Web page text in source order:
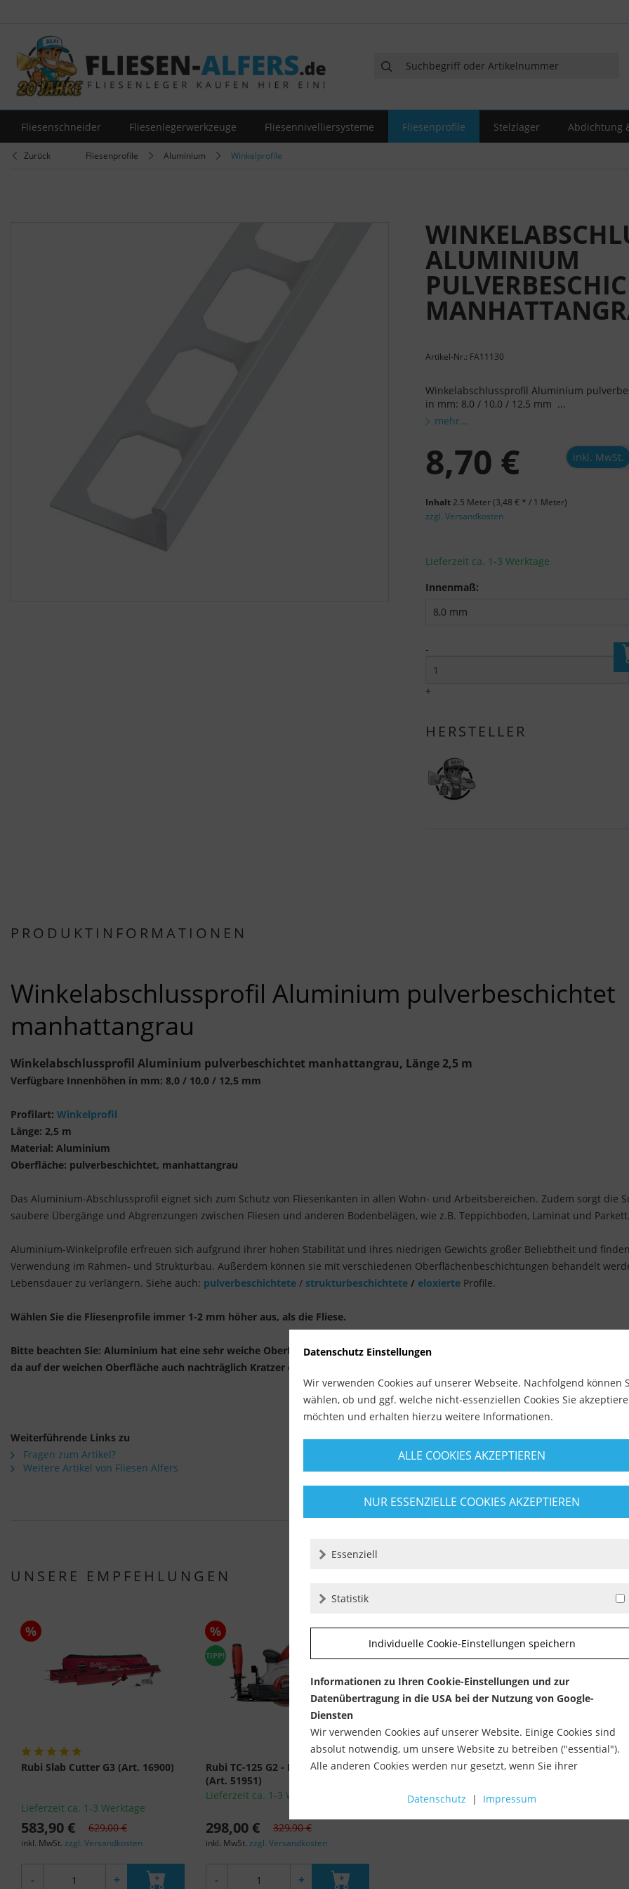
Fliesenschneider Fliesenlegerwerkzeuge Fliesennivelliersysteme Fliesenprofile Stelzlager Abdichtung
Zurück Fliesenprofile Aluminium Winkelprofile
ALUMINIUM
Artikel-Nr.: FA11130
Winkelabschlussprofil Aluminium
in mm: 8,0 / 10,0 / 12,5 mm ...
mehr...
8,70 € inkl. MwSt.
Inhalt2.5 Meter(3,48 € * / 1 Meter)
zzgl. Versandkosten
Lieferzeit ca. 1-3 Werktage
Innenmaß:
-
+
HERSTELLER
PRODUKTINFORMATIONEN
Winkelabschlussprofil Aluminium pulverbeschichtet
manhattangrau
Winkelabschlussprofil Aluminium pulverbeschichtet manhattangrau, Länge 2,5 m
Verfügbare Innenhöhen in mm: 8,0 / 10,0 / 12,5 mm
Profilart: Winkelprofil
Länge: 2,5 m
Material: Aluminium
Oberfläche: pulverbeschichtet, manhattangrau
Das Aluminium-Abschlussprofil eignet sich zum Schutz von Fliesenkanten in allen Wohn- und Arbeitsbereichen. Zudem sorgt die
saubere Übergänge und Abgrenzungen zwischen Fliesen und anderen Bodenbelägen, wie z.B. Teppichboden, Laminat und
Aluminium-Winkelprofile erfreuen sich aufgrund ihrer hohen Stabilität und ihres niedrigen Gewichts großer Beliebtheit und
Verwendung im Rahmen- und Strukturbau. Außerdem können sie mit verschiedenen Oberflächenbeschichtungen behandelt
Lebensdauer zu verlängern. Siehe auch: pulverbeschichtete / strukturbeschichtete / eloxierte Profile.
Wählen Sie die Fliesenprofile immer 1-2 mm höher aus, als die Fliese.
Bitte beachten Sie: Aluminium hat eine sehr weiche Oberfläche, weshalb es unter Umständen für den optischen Bereich eher
da auf der weichen Oberfläche auch nachträglich Kratzer entstehen können.
Weiterführende Links zu
Fragen zum Artikel?
Weitere Artikel von Fliesen Alfers
UNSERE EMPFEHLUNGEN
%
Rubi Slab Cutter G3 (Art. 16900)
Lieferzeit ca. 1-3 Werktage
583,90 € 629,00 €
inkl. MwSt. zzgl. Versandkosten
- +
%
TIPP!
Rubi TC-125 G2 - Handkreissäge
(Art. 51951)
Lieferzeit ca. 1-3 Werktage
298,00 € 329,90 €
inkl. MwSt. zzgl. Versandkosten
- +
Datenschutz Einstellungen
Wir verwenden Cookies auf unserer Webseite. Nachfolgend können
wählen, ob und ggf. welche nicht-essenziellen Cookies Sie
möchten und erhalten hierzu weitere Informationen.
ALLE COOKIES AKZEPTIEREN
NUR ESSENZIELLE COOKIES AKZEPTIEREN
Essenziell
Statistik
Individuelle Cookie-Einstellungen speichern
Informationen zu Ihren Cookie-Einstellungen und zur
Datenübertragung in die USA bei der Nutzung von Google-
Diensten
Wir verwenden Cookies auf unserer Website. Einige Cookies sind
absolut notwendig, um unsere Website zu betreiben ("essential").
Alle anderen Cookies werden nur gesetzt, wenn Sie ihrer
können Sie wählen, ob Sie "nur wesentliche Cookies ", "alle Cookies
akzeptieren" oder "individuelle Cookie-Einstellungen speichern"
möchten.
Datenschutz | Impressum